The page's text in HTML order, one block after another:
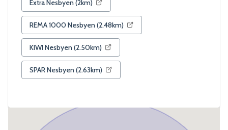
Extra Nesbyen(2km)
REMA 1000 Nesbyen(2.48km)
KIWI Nesbyen(2.50km)
SPAR Nesbyen(2.63km)